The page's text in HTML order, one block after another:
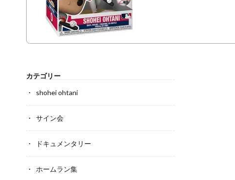
カテゴリー
shohei ohtani
サイン会
ドキュメンタリー
ホームラン集